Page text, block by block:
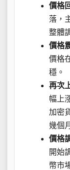
價格
落，
整體
價格
價格
穩。
再次
幅上
加密
幾個
價格
開始
幣市